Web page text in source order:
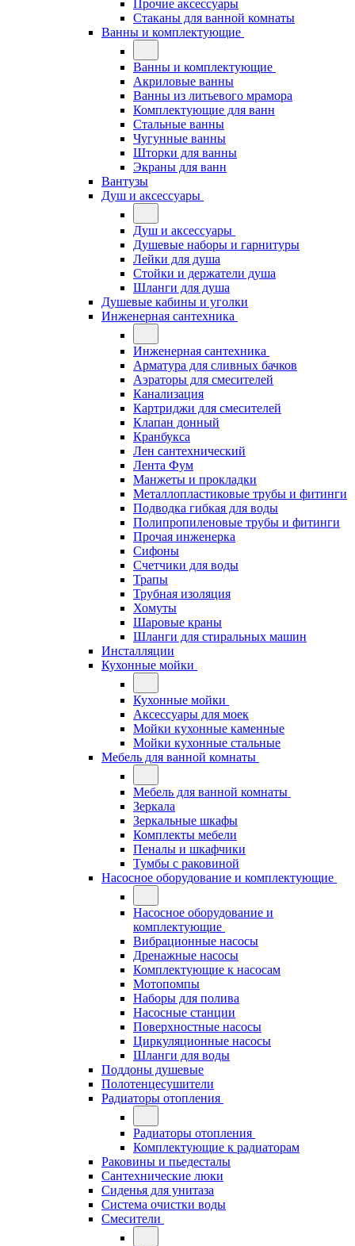
Прочие аксессуары
Стаканы для ванной комнаты
Ванны и комплектующие
Ванны и комплектующие
Акриловые ванны
Ванны из литьевого мрамора
Комплектующие для ванн
Стальные ванны
Чугунные ванны
Шторки для ванны
Экраны для ванн
Вантузы
Душ и аксессуары
Душ и аксессуары
Душевые наборы и гарнитуры
Лейки для душа
Стойки и держатели душа
Шланги для душа
Душевые кабины и уголки
Инженерная сантехника
Инженерная сантехника
Арматура для сливных бачков
Аэраторы для смесителей
Канализация
Картриджи для смесителей
Клапан донный
Кранбукса
Лен сантехнический
Лента Фум
Манжеты и прокладки
Металлопластиковые трубы и фитинги
Подводка гибкая для воды
Полипропиленовые трубы и фитинги
Прочая инженерка
Сифоны
Счетчики для воды
Трапы
Трубная изоляция
Хомуты
Шаровые краны
Шланги для стиральных машин
Инсталляции
Кухонные мойки
Кухонные мойки
Аксессуары для моек
Мойки кухонные каменные
Мойки кухонные стальные
Мебель для ванной комнаты
Мебель для ванной комнаты
Зеркала
Зеркальные шкафы
Комплекты мебели
Пеналы и шкафчики
Тумбы с раковиной
Насосное оборудование и комплектующие
Насосное оборудование и
комплектующие
Вибрационные насосы
Дренажные насосы
Комплектующие к насосам
Мотопомпы
Наборы для полива
Насосные станции
Поверхностные насосы
Циркуляционные насосы
Шланги для воды
Поддоны душевые
Полотенцесушители
Радиаторы отопления
Радиаторы отопления
Комплектующие к радиаторам
Раковины и пьедесталы
Сантехнические люки
Сиденья для унитаза
Система очистки воды
Смесители